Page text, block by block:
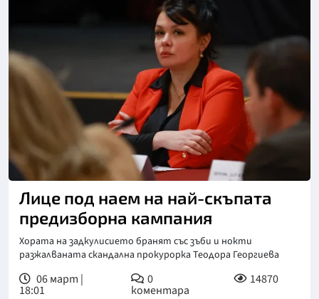
Снимка: БТА
Лице под наем на най-скъпата
предизборна кампания
Хората на задкулисието бранят със зъби и нокти
разжалваната скандална прокурорка Теодора Георгиева
06 март |
18:01
0
коментара
14870